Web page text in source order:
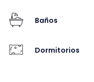
Baños
Dormitorios